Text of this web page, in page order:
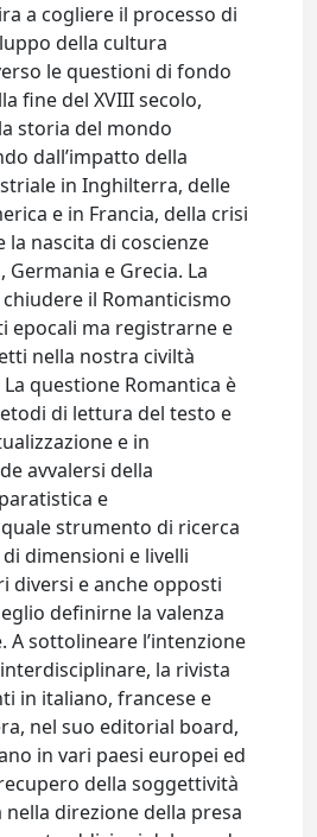
a cogliere il processo di
della cultura
le questioni di fondo
fine del XVIII secolo,
storia del mondo
dall’impatto della
in Inghilterra, delle
e in Francia, della crisi
la nascita di coscienze
e Grecia. La
il Romanticismo
epocali ma registrarne e
nella nostra civiltà
questione Romantica è
di lettura del testo e
e in
avvalersi della
e
strumento di ricerca
dimensioni e livelli
diversi e anche opposti
definirne la valenza
A sottolineare l’intenzione
la rivista
in italiano, francese e
nel suo editorial board,
in vari paesi europei ed
della soggettività
direzione della presa